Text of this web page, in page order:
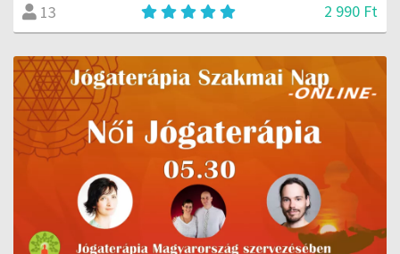
13 2 990 Ft